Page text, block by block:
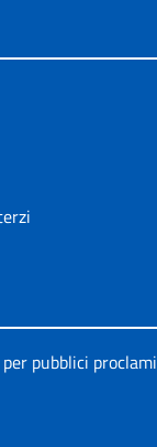
pubblici proclami